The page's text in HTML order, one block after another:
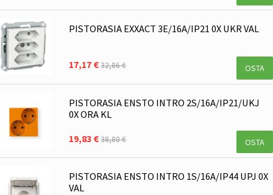
PISTORASIA EXXACT 3E/16A/IP21 0X UKR VAL
17,17 €32,86 € OSTA
PISTORASIA ENSTO INTRO 2S/16A/IP21/UKJ
0X ORA KL
19,83 €38,80 € OSTA
PISTORASIA ENSTO INTRO 1S/16A/IP44 UPJ 0X
VAL